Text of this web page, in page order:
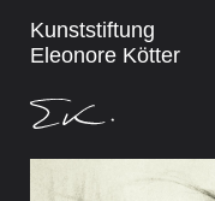
Kunststiftung
Eleonore Kötter